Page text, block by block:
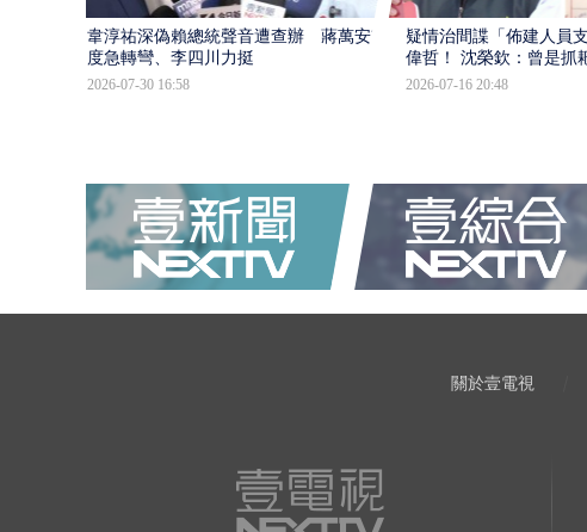
韋淳祐深偽賴總統聲音遭查辦 蔣萬安態
度急轉彎、李四川力挺
2026-07-30 16:58
疑情治間諜「佈建人員
偉哲！ 沈榮欽：曾是抓
2026-07-16 20:48
關於壹電視